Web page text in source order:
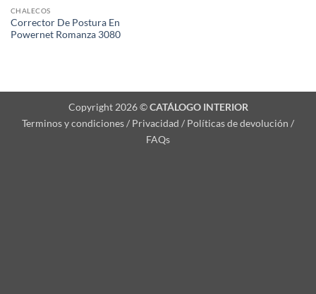
CHALECOS
Corrector De Postura En
Powernet Romanza 3080
Copyright 2026 ©CATÁLOGO INTERIOR
Terminos y condiciones / Privacidad / Políticas de devolución /
FAQs